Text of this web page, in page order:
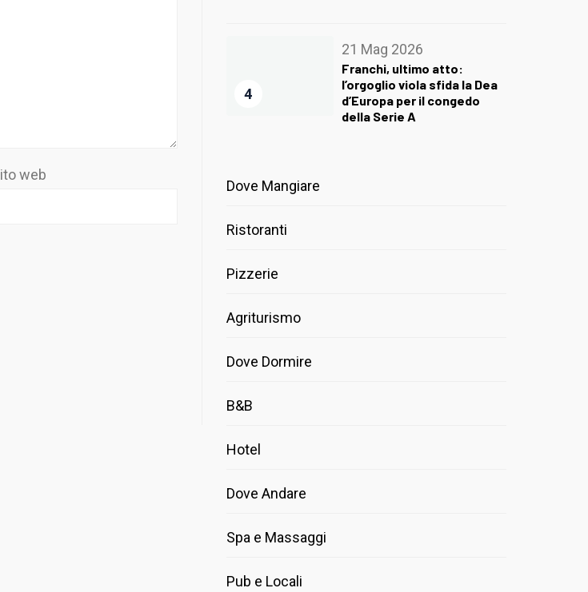
web
4
21 Mag 2026
Franchi, ultimo atto:
l’orgoglio viola sfida la Dea
d’Europa per il congedo
della Serie A
Dove Mangiare
Ristoranti
Pizzerie
Agriturismo
Dove Dormire
B&B
Hotel
Dove Andare
Spa e Massaggi
Pub e Locali